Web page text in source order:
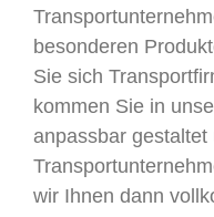
besonderen
Sie sich
kommen Sie in
anpassbar gestaltet
wir Ihnen dann